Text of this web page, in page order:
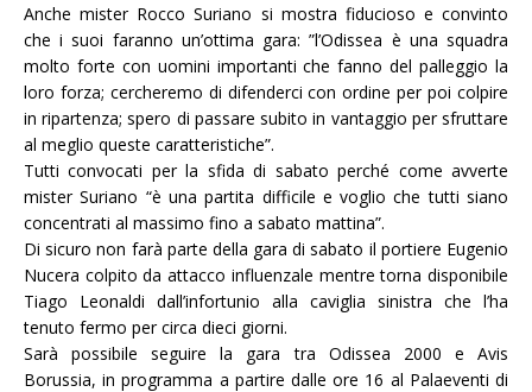
Anche mister Rocco Suriano si mostra fiducioso e convinto
che i suoi faranno un’ottima gara: ”l’Odissea è una squadra
molto forte con uomini importanti che fanno del palleggio la
loro forza; cercheremo di difenderci con ordine per poi colpire
in ripartenza; spero di passare subito in vantaggio per sfruttare
al meglio queste caratteristiche”.
Tutti convocati per la sfida di sabato perché come avverte
mister Suriano “è una partita difficile e voglio che tutti siano
concentrati al massimo fino a sabato mattina”.
Di sicuro non farà parte della gara di sabato il portiere Eugenio
Nucera colpito da attacco influenzale mentre torna disponibile
Tiago Leonaldi dall’infortunio alla caviglia sinistra che l’ha
tenuto fermo per circa dieci giorni.
Sarà possibile seguire la gara tra Odissea 2000 e Avis
Borussia, in programma a partire dalle ore 16 al Palaeventi di